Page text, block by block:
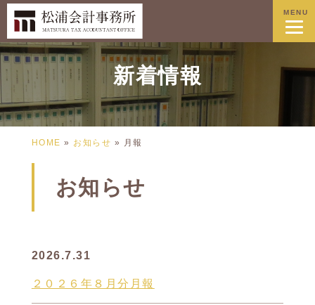
MENU
新着情報
HOME » お知らせ » 月報
お知らせ
2026.7.31
２０２６年８月分月報